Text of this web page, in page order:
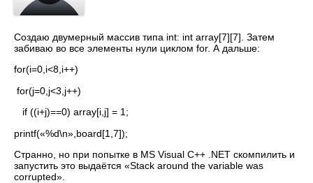
Создаю двумерный массив типа int: int array[7][7]. Затем
забиваю во все элементы нули циклом for. А дальше:
for(i=0,i<8,i++)
for(j=0,j<3,j++)
if ((i+j)==0) array[i,j] = 1;
printf(«%d\n»,board[1,7]);
Странно, но при попытке в MS Visual C++ .NET скомпилить и
запустить это выдаётся «Stack around the variable was
corrupted».